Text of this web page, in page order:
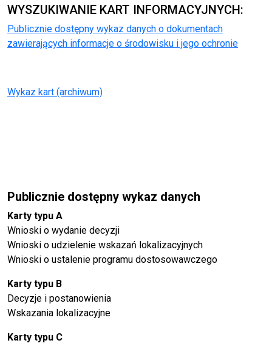
WYSZUKIWANIE KART INFORMACYJNYCH:
Publicznie dostępny wykaz danych o dokumentach
zawierających informacje o środowisku i jego ochronie
Wykaz kart (archiwum)
Publicznie dostępny wykaz danych
Karty typu A
Wnioski o wydanie decyzji
Wnioski o udzielenie wskazań lokalizacyjnych
Wnioski o ustalenie programu dostosowawczego
Karty typu B
Decyzje i postanowienia
Wskazania lokalizacyjne
Karty typu C